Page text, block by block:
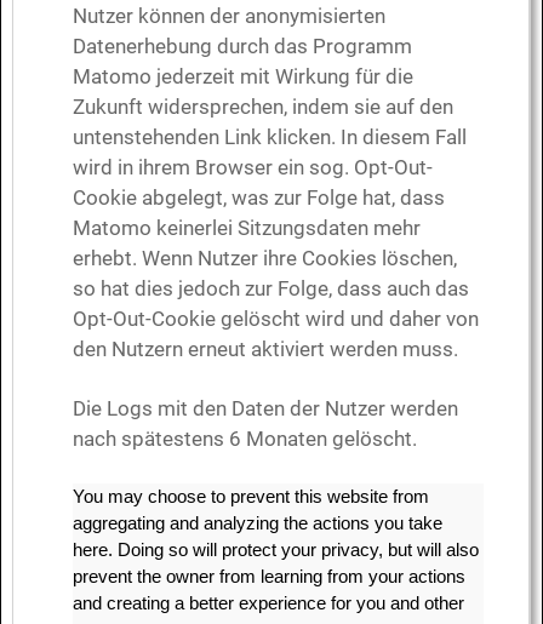
Nutzer können der anonymisierten
Datenerhebung durch das Programm
Matomo jederzeit mit Wirkung für die
Zukunft widersprechen, indem sie auf den
untenstehenden Link klicken. In diesem Fall
wird in ihrem Browser ein sog. Opt-Out-
Cookie abgelegt, was zur Folge hat, dass
Matomo keinerlei Sitzungsdaten mehr
erhebt. Wenn Nutzer ihre Cookies löschen,
so hat dies jedoch zur Folge, dass auch das
Opt-Out-Cookie gelöscht wird und daher von
den Nutzern erneut aktiviert werden muss.
Die Logs mit den Daten der Nutzer werden
nach spätestens 6 Monaten gelöscht.
You may choose to prevent this website from
aggregating and analyzing the actions you take
here. Doing so will protect your privacy, but will also
prevent the owner from learning from your actions
and creating a better experience for you and other